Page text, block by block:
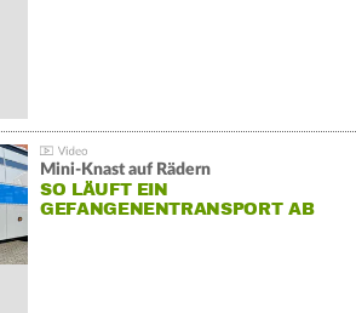
Mini-Knast auf Rädern
SO LÄUFT EIN
GEFANGENENTRANSPORT AB